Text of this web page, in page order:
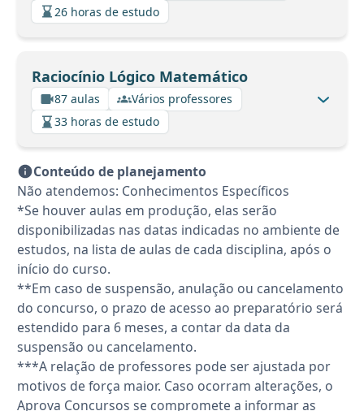
26 horas de estudo
Raciocínio Lógico Matemático
87 aulas
Vários professores
33 horas de estudo
Conteúdo de planejamento
Não atendemos: Conhecimentos Específicos
*Se houver aulas em produção, elas serão
disponibilizadas nas datas indicadas no ambiente de
estudos, na lista de aulas de cada disciplina, após o
início do curso.
**Em caso de suspensão, anulação ou cancelamento
do concurso, o prazo de acesso ao preparatório será
estendido para 6 meses, a contar da data da
suspensão ou cancelamento.
***A relação de professores pode ser ajustada por
motivos de força maior. Caso ocorram alterações, o
Aprova Concursos se compromete a informar as